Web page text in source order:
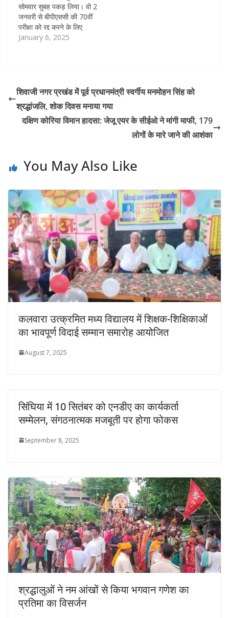
सोमवार सुबह पकड़ लिया। वो 2
जनवरी से बीपीएससी की 70वीं
परीक्षा को रद्द करने के लिए
अनशन पर थे। क्या यह सही है?
January 6, 2025
शिवाजी नगर प्रखंड में पूर्व प्रधानमंत्री स्वर्गीय मनमोहन सिंह को
श्रद्धांजलि, शोक दिवस मनाया गया
दक्षिण कोरिया विमान हादसा: जेजू एयर के सीईओ ने मांगी माफी, 179
लोगों के मारे जाने की आशंका
You May Also Like
कलवारा उत्क्रमित मध्य विद्यालय में शिक्षक-शिक्षिकाओं
का भावपूर्ण विदाई सम्मान समारोह आयोजित
August 7, 2025
सिंघिया में 10 सितंबर को एनडीए का कार्यकर्ता
सम्मेलन, संगठनात्मक मजबूती पर होगा फोकस
September 8, 2025
श्रद्धालुओं ने नम आंखों से किया भगवान गणेश का
प्रतिमा का विसर्जन